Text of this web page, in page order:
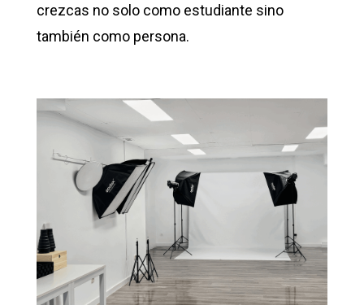
crezcas no solo como estudiante sino
también como persona.